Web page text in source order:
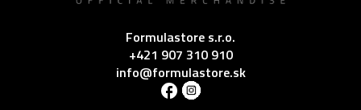
Formulastore s.r.o.
+421 907 310 910
info@formulastore.sk